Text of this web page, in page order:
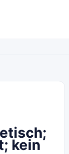
kein